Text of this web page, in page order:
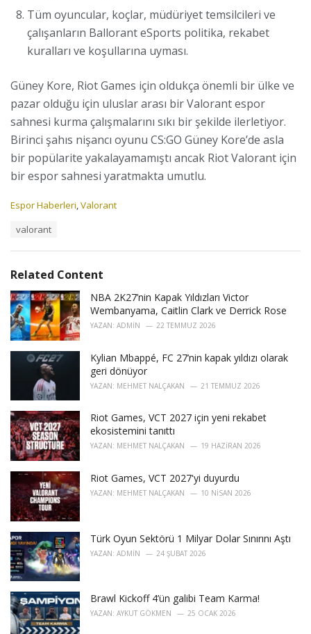
Tüm oyuncular, koçlar, müdüriyet temsilcileri ve
çalışanların Ballorant eSports politika, rekabet
kuralları ve koşullarına uyması.
Güney Kore, Riot Games için oldukça önemli bir ülke ve
pazar olduğu için uluslar arası bir Valorant espor
sahnesi kurma çalışmalarını sıkı bir şekilde ilerletiyor.
Birinci şahıs nişancı oyunu CS:GO Güney Kore’de asla
bir popülarite yakalayamamıştı ancak Riot Valorant için
bir espor sahnesi yaratmakta umutlu.
C
r
i
e
s
:
Espor Haberleri,Valorant
:
valorant
Related Content
NBA 2K27’nin Kapak Yıldızları Victor
Wembanyama, Caitlin Clark ve Derrick Rose
YAZAN: ADMIN 22 TEMMUZ 2026
Kylian Mbappé, FC 27’nin kapak yıldızı olarak
geri dönüyor
YAZAN: MEHMET NALÇAKAN 21 TEMMUZ 2026
Riot Games, VCT 2027 için yeni rekabet
ekosistemini tanıttı
YAZAN: MEHMET NALÇAKAN 19 HAZIRAN 2026
Riot Games, VCT 2027'yi duyurdu
YAZAN: MEHMET NALÇAKAN 10 NISAN 2026
Türk Oyun Sektörü 1 Milyar Dolar Sınırını Aştı
YAZAN: ADMIN 24 ŞUBAT 2026
Brawl Kickoff 4’ün galibi Team Karma!
YAZAN: AYKUT GÖKMEN 25 OCAK 2026